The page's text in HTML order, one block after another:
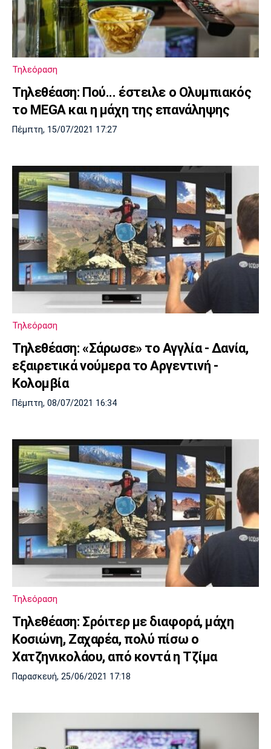
Τηλεόραση
Τηλεθέαση: Πού... έστειλε ο Ολυμπιακός
το MEGA και η μάχη της επανάληψης
Πέμπτη, 15/07/2021 17:27
Τηλεόραση
Τηλεθέαση: «Σάρωσε» το Αγγλία - Δανία,
εξαιρετικά νούμερα το Αργεντινή -
Κολομβία
Πέμπτη, 08/07/2021 16:34
Τηλεόραση
Τηλεθέαση: Σρόιτερ με διαφορά, μάχη
Κοσιώνη, Ζαχαρέα, πολύ πίσω ο
Χατζηνικολάου, από κοντά η Τζίμα
Παρασκευή, 25/06/2021 17:18